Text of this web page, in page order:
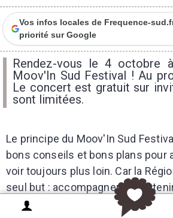
Vos infos locales de Frequence-
priorité sur Google
Rendez-vous le 4 octobre
Moov'In Sud Festival ! Au
Le concert est gratuit sur
sont limitées.
Le principe du Moov'In Sud
bons conseils et bons plans pour
voir toujours plus loin. Car la
seul but : accompagner et
plus cher, sa jeunesse ! Les